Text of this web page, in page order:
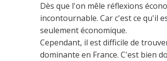
Dès que l'on mêle réflexions
incontournable. Car c'est ce qu'il
seulement économique.
Cependant, il est difficile de
dominante en France. C'est bien